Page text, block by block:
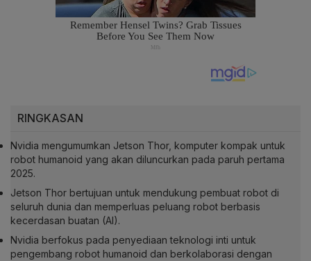
RINGKASAN
Nvidia mengumumkan Jetson Thor, komputer kompak untuk
robot humanoid yang akan diluncurkan pada paruh pertama
2025.
Jetson Thor bertujuan untuk mendukung pembuat robot di
seluruh dunia dan memperluas peluang robot berbasis
kecerdasan buatan (AI).
Nvidia berfokus pada penyediaan teknologi inti untuk
pengembang robot humanoid dan berkolaborasi dengan